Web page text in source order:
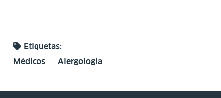
Etiquetas:
Médicos
Alergología